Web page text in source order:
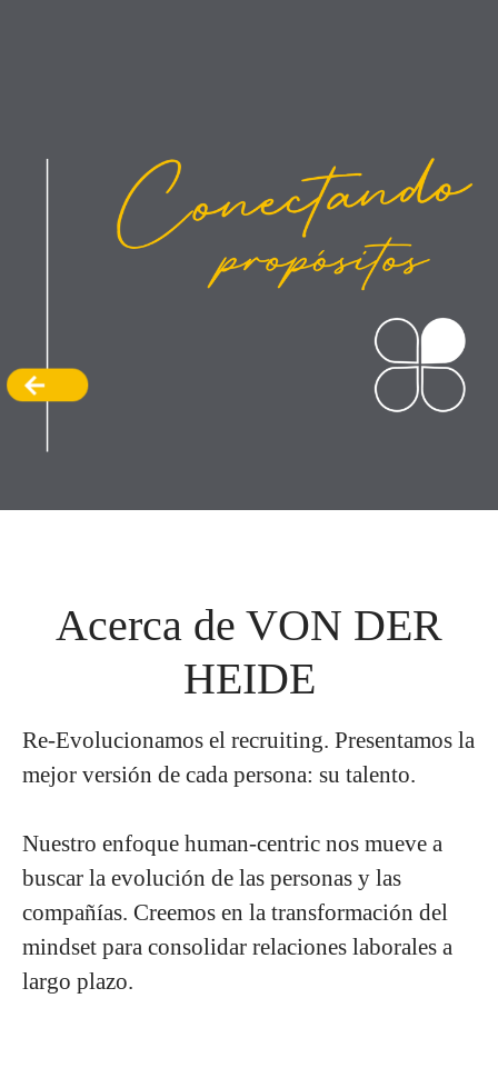
Acerca de VON DER
HEIDE
Re-Evolucionamos el recruiting. Presentamos la
mejor versión de cada persona: su talento.
Nuestro enfoque human-centric nos mueve a
buscar la evolución de las personas y las
compañías. Creemos en la transformación del
mindset para consolidar relaciones laborales a
largo plazo.